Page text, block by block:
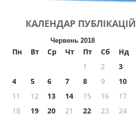
КАЛЕНДАР ПУБЛІКАЦІЙ
Червень 2018
Пн Вт Ср Чт Пт Сб
Нд
1
2
3
4
5 6 7 8 9
10
11
12 13 14 15 16
17
18
19 20 21 22 23 24